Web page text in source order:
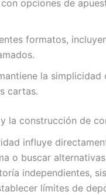
opciones de
formatos,
la
cartas.
la construcción de
influye
o buscar
independientes,
límites de